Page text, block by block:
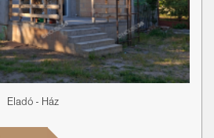
Eladó - Ház